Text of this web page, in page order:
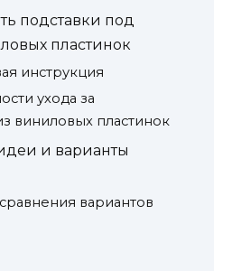
подставки под
пластинок
инструкция
ухода за
виниловых пластинок
и варианты
вариантов